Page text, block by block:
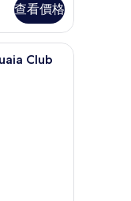
查看價格
客房內保險箱、書桌
Club